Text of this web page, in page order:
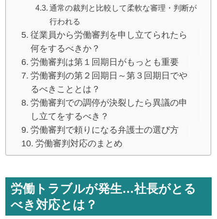
通常の裁判と比較して柔軟な審理・判断が
行われる
従業員から労働審判を申し立てられたら
何をするべきか？
労働審判は第１回期日がもっとも重要
労働審判の第２回期日～第３回期日でや
るべきこととは？
労働審判での調停が決裂したら異議の申
し立てをするべき？
労働審判で頼りになる弁護士の選び方
労働審判対応のまとめ
労働トラブルが発生…社長がとる
べき対応とは？